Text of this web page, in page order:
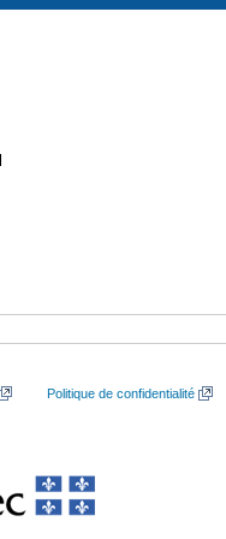
Politique de confidentialité